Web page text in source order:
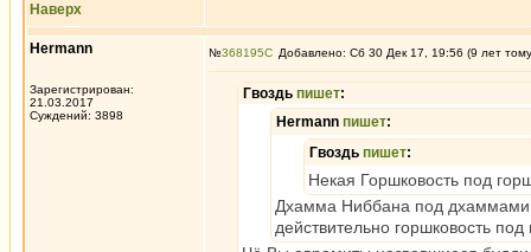
Наверх
Hermann
Зарегистрирован:
21.03.2017
Суждений: 3898
№368195 Добавлено: Сб 30 Дек 17, 19:56 (9 лет
Гвоздь пишет:
Hermann пишет:
Гвоздь пишет:
Некая Горшковость под
Дхамма Ниббана под дхаммами
действительно горшковость